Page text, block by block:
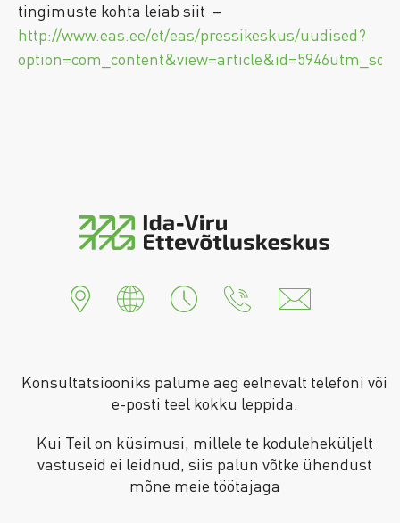
tingimuste kohta leiab siit –
http://www.eas.ee/et/eas/pressikeskus/uudised?
Konsultatsiooniks palume aeg eelnevalt telefoni või
e-posti teel kokku leppida.
Kui Teil on küsimusi, millele te koduleheküljelt
vastuseid ei leidnud, siis palun võtke ühendust
mõne meie töötajaga